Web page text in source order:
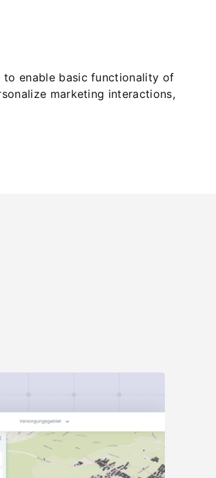
to enable basic functionality of
marketing interactions,